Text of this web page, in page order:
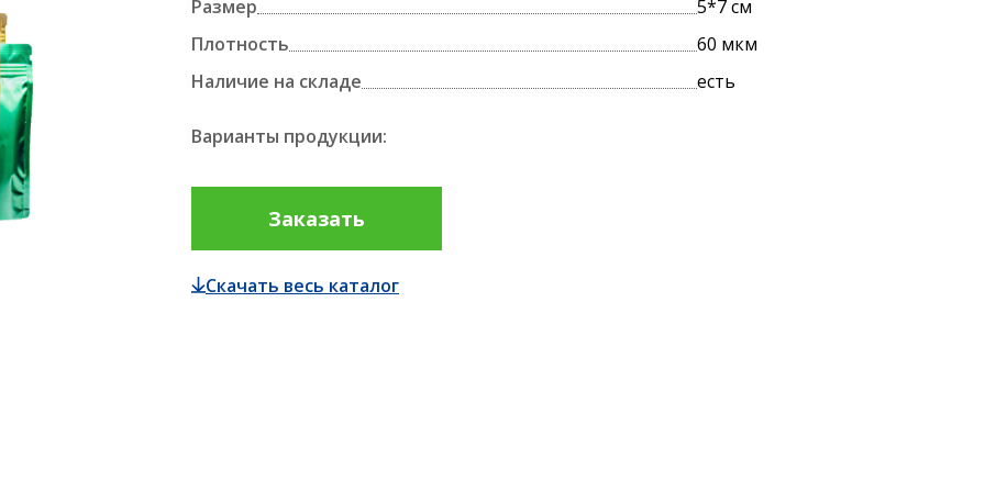
БОПП
И РИББОНЫ ПЛЕНКА ДЛЯ ПРОИЗВОДСТВА
ДЛЯ УПАКОВКИ ПАЛЛЕТ
Размер
5*7 см
Плотность
60 мкм
Наличие на складе
есть
Варианты продукции:
Заказать
Скачать весь каталог